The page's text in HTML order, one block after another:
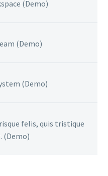
(Demo)
(Demo)
(Demo)
felis, quis tristique
(Demo)